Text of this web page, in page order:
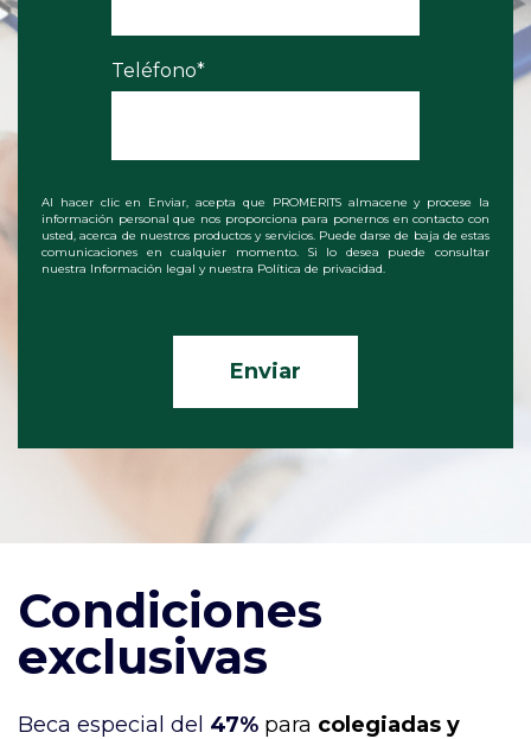
Teléfono*
Al hacer clic en Enviar, acepta que PROMERITS almacene y procese la
información personal que nos proporciona para ponernos en contacto con
usted, acerca de nuestros productos y servicios. Puede darse de baja de estas
comunicaciones en cualquier momento. Si lo desea puede consultar
nuestra Información legal y nuestra Política de privacidad
Condiciones
exclusivas
Beca especial del 47% para colegiadas y